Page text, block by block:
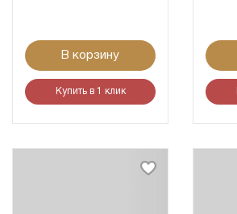
В корзину
Купить в 1 клик